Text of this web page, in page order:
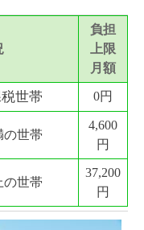
負担
上限
月額
世帯 0円
の世帯
4,600
円
の世帯
37,200
円